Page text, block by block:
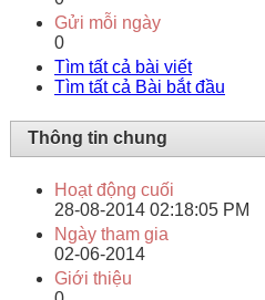
Gửi mỗi ngày
0
Tìm tất cả bài viết
Tìm tất cả Bài bắt đầu
Thông tin chung
Hoạt động cuối
28-08-2014 02:18:05 PM
Ngày tham gia
02-06-2014
Giới thiệu